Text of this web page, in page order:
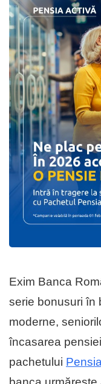
Exim Banca
serie bonusuri în
moderne,
încasarea
pachetului